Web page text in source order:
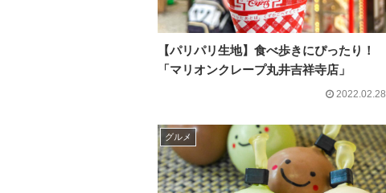
【パリパリ生地】食べ歩きにぴったり！
「マリオンクレープ丸井吉祥寺店」
2022.02.28
グルメ